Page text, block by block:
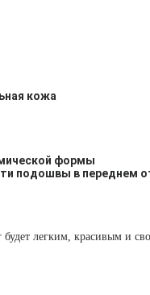
кожа
формы
подошвы в переднем
легким, красивым и